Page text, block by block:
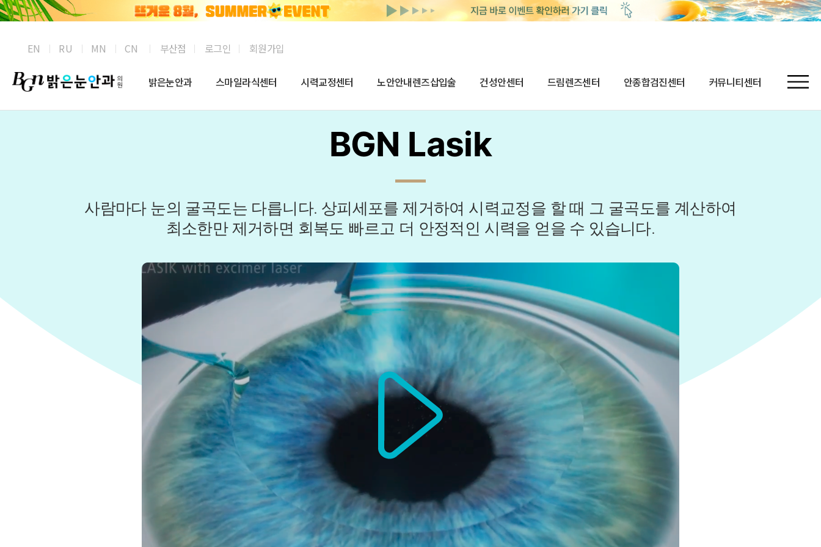
EN RU MN CN 부산점 로그인 회원가입
밝은눈안과 스마일라식센터 시력교정센터 노안안내렌즈삽입술 건성안센터 드림렌즈센터 안종합검진센터 커뮤니티센터
BGN Lasik
사람마다 눈의 굴곡도는 다릅니다. 상피세포를 제거하여 시력교정을 할 때 그 굴곡도를 계산하여
최소한만 제거하면 회복도 빠르고 더 안정적인 시력을 얻을 수 있습니다.